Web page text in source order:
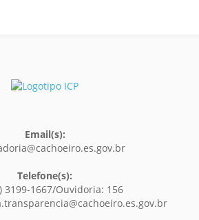
Email(s):
Telefone(s):
3199-1667/Ouvidoria: 156